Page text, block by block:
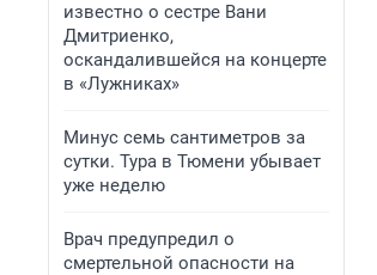
известно о сестре Вани
Дмитриенко,
оскандалившейся на концерте
в «Лужниках»
Минус семь сантиметров за
сутки. Тура в Тюмени убывает
уже неделю
Врач предупредил о
смертельной опасности на